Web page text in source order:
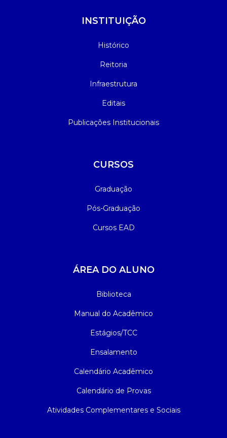
INSTITUIÇÃO
Histórico
Reitoria
Infraestrutura
Editais
Publicações Institucionais
CURSOS
Graduação
Pós-Graduação
Cursos EAD
ÁREA DO ALUNO
Biblioteca
Manual do Acadêmico
Estágios/TCC
Ensalamento
Calendário Acadêmico
Calendário de Provas
Atividades Complementares e Sociais